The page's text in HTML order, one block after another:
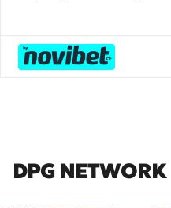
DPG NETWORK